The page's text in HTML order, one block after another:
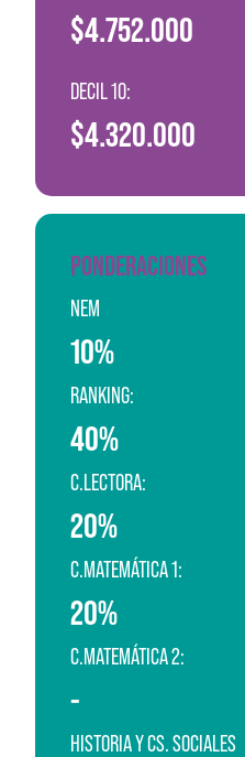
$4.752.000
DECIL 10:
$4.320.000
PONDERACIONES
NEM
10%
RANKING:
40%
C.LECTORA:
20%
C.MATEMÁTICA 1:
20%
C.MATEMÁTICA 2:
-
HISTORIA Y CS. SOCIALES